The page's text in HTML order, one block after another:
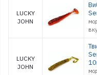
LUCKY
JOHN
LUCKY
JOHN